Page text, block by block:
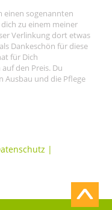
einen sogenannten
zu einem meiner
Verlinkung dort etwas
Dankeschön für diese
für Dich
den Preis. Du
Ausbau und die Pflege
|